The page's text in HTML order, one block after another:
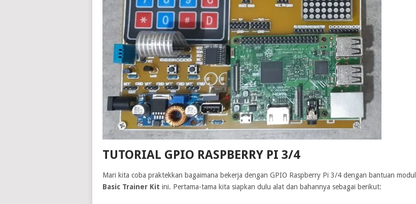
TUTORIAL GPIO RASPBERRY PI 3/4
Mari kita coba praktekkan bagaimana bekerja dengan GPIO Raspberry Pi 3/4 dengan bantuan modul
Basic Trainer Kit ini. Pertama-tama kita siapkan dulu alat dan bahannya sebagai berikut: